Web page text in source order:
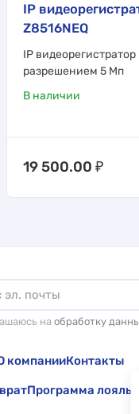
IP
Z8516NEQ
IP
разрешением 5 Мп
В наличии
19 500.00 ₽
на обработку
компанииКонтакты
Программа